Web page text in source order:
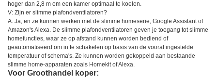
hoger dan 2,8 m om een kamer optimaal te koelen.
V: Zijn er slimme plafondventilatoren?
A: Ja, en ze kunnen werken met de slimme homeserie, Google Assistant of
Amazon's Alexa. De slimme plafondventilatoren geven je toegang tot slimme
homefuncties, waar ze op afstand kunnen worden bediend of
geautomatiseerd om in te schakelen op basis van de vooraf ingestelde
temperatuur of schema's. Ze kunnen worden gekoppeld aan bestaande
slimme home-apparaten zoals Homekit of Alexa.
Voor Groothandel koper: